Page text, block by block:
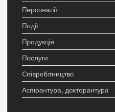
Персоналії
Події
Продукція
Послуги
Співробітництво
Аспірантура, докторантура